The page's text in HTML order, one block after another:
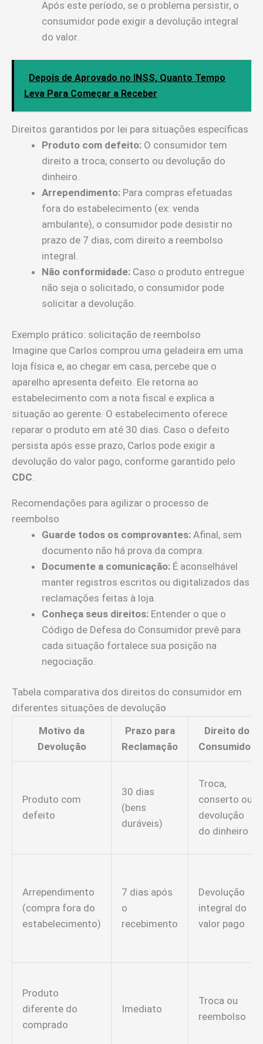
Após este período, se o problema persistir, o
consumidor pode exigir a devolução integral
do valor.
Depois de Aprovado no INSS, Quanto Tempo
Leva Para Começar a Receber
Direitos garantidos por lei para situações específicas
Produto com defeito: O consumidor tem
direito a troca, conserto ou devolução do
dinheiro.
Arrependimento: Para compras efetuadas
fora do estabelecimento (ex: venda
ambulante), o consumidor pode desistir no
prazo de 7 dias, com direito a reembolso
integral.
Não conformidade: Caso o produto entregue
não seja o solicitado, o consumidor pode
solicitar a devolução.
Exemplo prático: solicitação de reembolso
Imagine que Carlos comprou uma geladeira em uma
loja física e, ao chegar em casa, percebe que o
aparelho apresenta defeito. Ele retorna ao
estabelecimento com a nota fiscal e explica a
situação ao gerente. O estabelecimento oferece
reparar o produto em até 30 dias. Caso o defeito
persista após esse prazo, Carlos pode exigir a
devolução do valor pago, conforme garantido pelo
CDC
Recomendações para agilizar o processo de
reembolso
Guarde todos os comprovantes: Afinal, sem
documento não há prova da compra.
Documente a comunicação: É aconselhável
manter registros escritos ou digitalizados das
reclamações feitas à loja.
Conheça seus direitos: Entender o que o
Código de Defesa do Consumidor prevê para
cada situação fortalece sua posição na
negociação.
Tabela comparativa dos direitos do consumidor em
diferentes situações de devolução
Motivo da
Devolução
Prazo para
Reclamação
Direito do
Consumidor
Produto com
defeito
30 dias
(bens
duráveis)
Troca,
conserto ou
devolução
do dinheiro
Arrependimento
(compra fora do
estabelecimento)
7 dias após
o
recebimento
Devolução
integral do
valor pago
Produto
diferente do
comprado
Imediato
Troca ou
reembolso